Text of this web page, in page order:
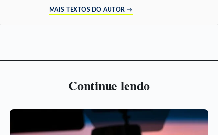
MAIS TEXTOS DO AUTOR →
Continue lendo